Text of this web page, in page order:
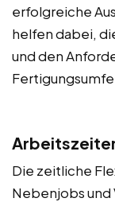
erfolgreiche
helfen dabei,
und den
Die zeitliche
Nebenjobs